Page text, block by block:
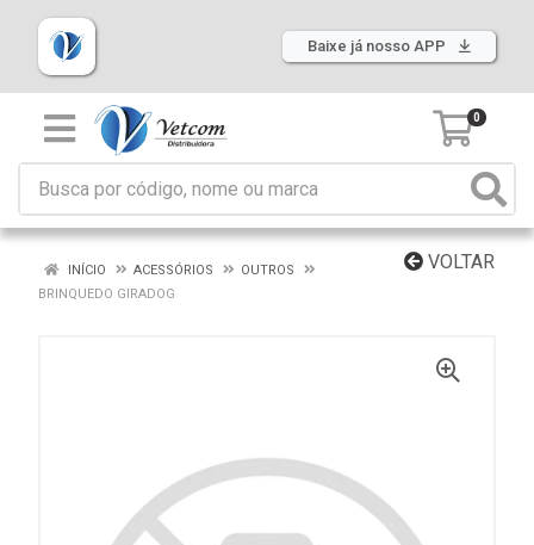
Baixe já nosso APP
0
VOLTAR
INÍCIO ACESSÓRIOS
OUTROS
BRINQUEDO GIRADOG